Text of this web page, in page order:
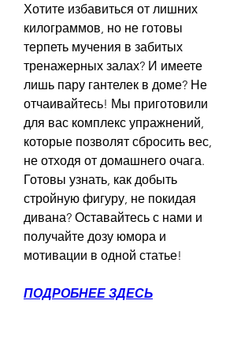
Хотите избавиться от лишних
килограммов, но не готовы
терпеть мучения в забитых
тренажерных залах? И имеете
лишь пару гантелек в доме? Не
отчаивайтесь! Мы приготовили
для вас комплекс упражнений,
которые позволят сбросить вес,
не отходя от домашнего очага.
Готовы узнать, как добыть
стройную фигуру, не покидая
дивана? Оставайтесь с нами и
получайте дозу юмора и
мотивации в одной статье!
ПОДРОБНЕЕ ЗДЕСЬ